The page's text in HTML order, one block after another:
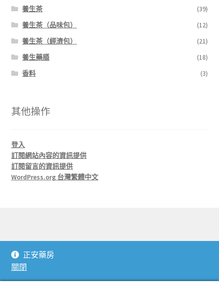
養生茶
(39)
養生茶（品味包）
(12)
養生茶（經濟包）
(21)
養生藥膳
(18)
香料
(3)
其他操作
登入
訂閱網站內容的資訊提供
訂閱留言的資訊提供
WordPress.org 台灣繁體中文
本站採用 Storefront 及 WooCommerce 建置
正安藥房
關閉